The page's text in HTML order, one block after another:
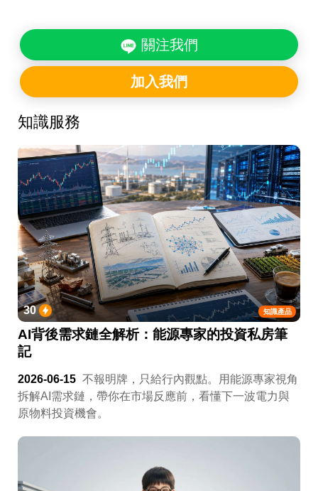
關注我們
加入我們
知識服務
知識產品
30
AI背後需求鏈全解析：能源專家的投資私房筆
記
2026-06-15 不報明牌，只給行內觀點。用能源專家視角
拆解AI需求鏈，帶你在市場反應前，看懂下一波電力與
原物料投資機會。